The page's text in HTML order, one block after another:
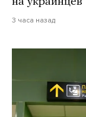
3 часа назад